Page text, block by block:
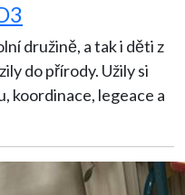
družině, a tak i děti z
přírody. Užily si
koordinace, legeace a